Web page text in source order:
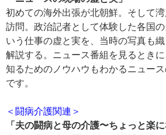
初めての海外出張が北朝鮮。そして
訪問。政治記者として体験した各国
いう仕事の虚と実を、当時の写真も
解説する。ニュース番組を見るとき
知るためのノウハウもわかるニュー
です。
＜闘病介護関連＞
「夫の闘病と母の介護〜ちょっと楽に